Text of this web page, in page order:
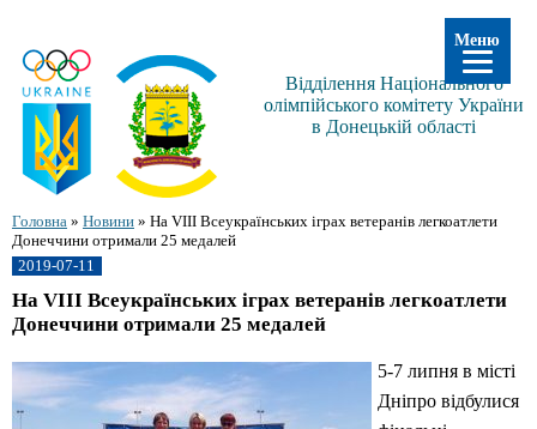
Відділення Національного
олімпійського комітету України
в Донецькій області
Головна » Новини » На VIІІ Всеукраїнських іграх ветеранів легкоатлети
Донеччини отримали 25 медалей
2019-07-11
На VIІІ Всеукраїнських іграх ветеранів легкоатлети
Донеччини отримали 25 медалей
5-7 липня в місті
Дніпро відбулися
Меню